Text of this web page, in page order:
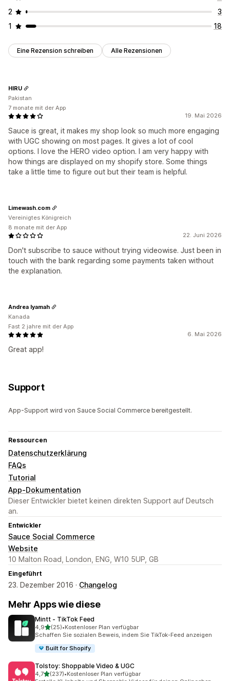
2
3
1
18
Eine Rezension schreiben Alle Rezensionen
19. Mai 2026
Sauce is great, it makes my shop look so much more engaging
with UGC showing on most pages. It gives a lot of cool
options. I love the HERO video option. I am very happy with
how things are displayed on my shopify store. Some things
take a little time to figure out but their team is helpful.
HIRU
Pakistan
7 monate mit der App
22. Juni 2026
Don't subscribe to sauce without trying videowise. Just been in
touch with the bank regarding some payments taken without
the explanation.
Limewash.com
Vereinigtes Königreich
8 monate mit der App
6. Mai 2026
Great app!
Andrea Iyamah
Kanada
Fast 2 jahre mit der App
Support
App-Support wird von Sauce Social Commerce bereitgestellt.
Ressourcen
Datenschutzerklärung
FAQs
Tutorial
App-Dokumentation
Dieser Entwickler bietet keinen direkten Support auf Deutsch
an.
Entwickler
Sauce Social Commerce
Website
10 Malton Road, London, ENG, W10 5UP, GB
Eingeführt
23. Dezember 2016 · Changelog
Mehr Apps wie diese
Mintt ‑ TikTok Feed
4,9von 5 Sternen
(25)
25 Rezensionen insgesamt
•Kostenloser Plan verfügbar
Schaffen Sie sozialen Beweis, indem Sie TikTok-Feed anzeigen
Built for Shopify
Tolstoy: Shoppable Video & UGC
4,7von 5 Sternen
(237)
237 Rezensionen insgesamt
•Kostenloser Plan verfügbar